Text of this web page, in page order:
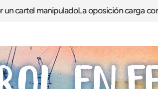
La oposición carga contra la